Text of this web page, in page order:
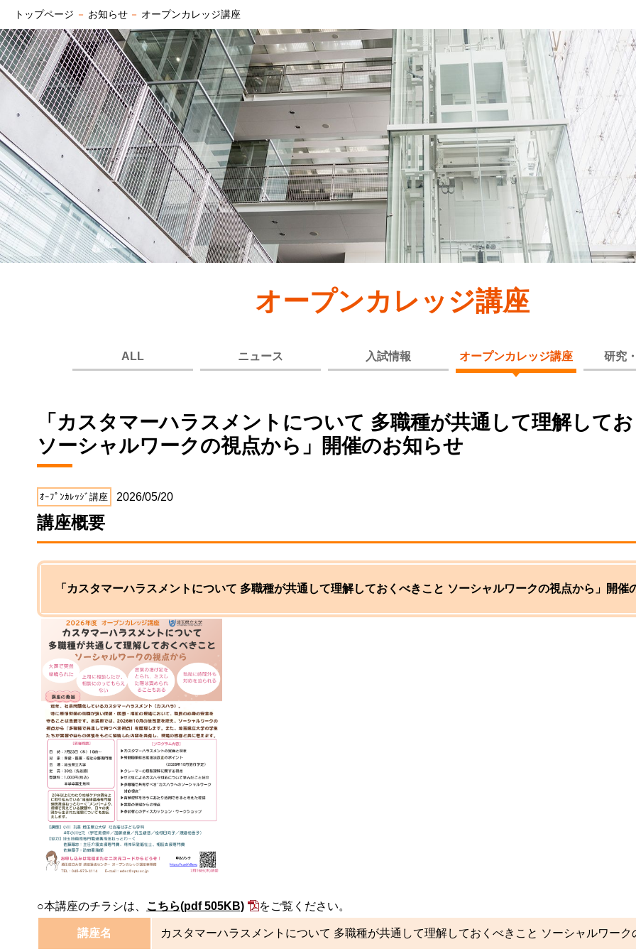
トップページ － お知らせ － オープンカレッジ講座
オープンカレッジ講座
ALL ニュース 入試情報 オープンカレッジ講座 研究
「カスタマーハラスメントについて 多職種が共通して理解して
ソーシャルワークの視点から」開催のお知らせ
ｵｰﾌﾟﾝｶﾚｯｼﾞ講座 2026/05/20
講座概要
「カスタマーハラスメントについて 多職種が共通して理解しておくべきこと ソーシャルワークの視点から」開催
○本講座のチラシは、 こちら(pdf 505KB) をご覧ください。
講座名 カスタマーハラスメントについて 多職種が共通して理解しておくべきこと ソーシャルワーク